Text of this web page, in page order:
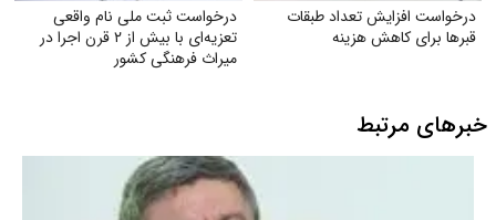
درخواست افزایش تعداد طبقات
قبر‌ها برای کاهش هزینه
درخواست ثبت ملی نام واقعی
تعزیه‌ای با بیش از ۲ قرن اجرا در
میراث فرهنگی کشور
خبرهای مرتبط